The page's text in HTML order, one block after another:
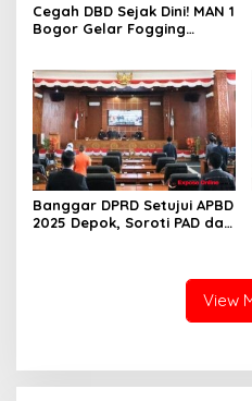
Cegah DBD Sejak Dini! MAN 1
Bogor Gelar Fogging
Banggar DPRD Setujui APBD
2025 Depok, Soroti PAD dan
View